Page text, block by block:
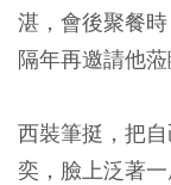
湛，會後聚餐
隔年再邀請他蒞
西裝筆挺，把
奕，臉上泛著